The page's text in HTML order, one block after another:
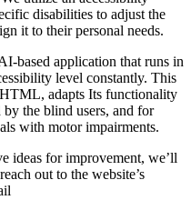
disabilities to adjust the
it to their personal needs.
based application that runs in
level constantly. This
HTML, adapts Its functionality
by the blind users, and for
with motor impairments.
ideas for improvement, we’ll
out to the website’s